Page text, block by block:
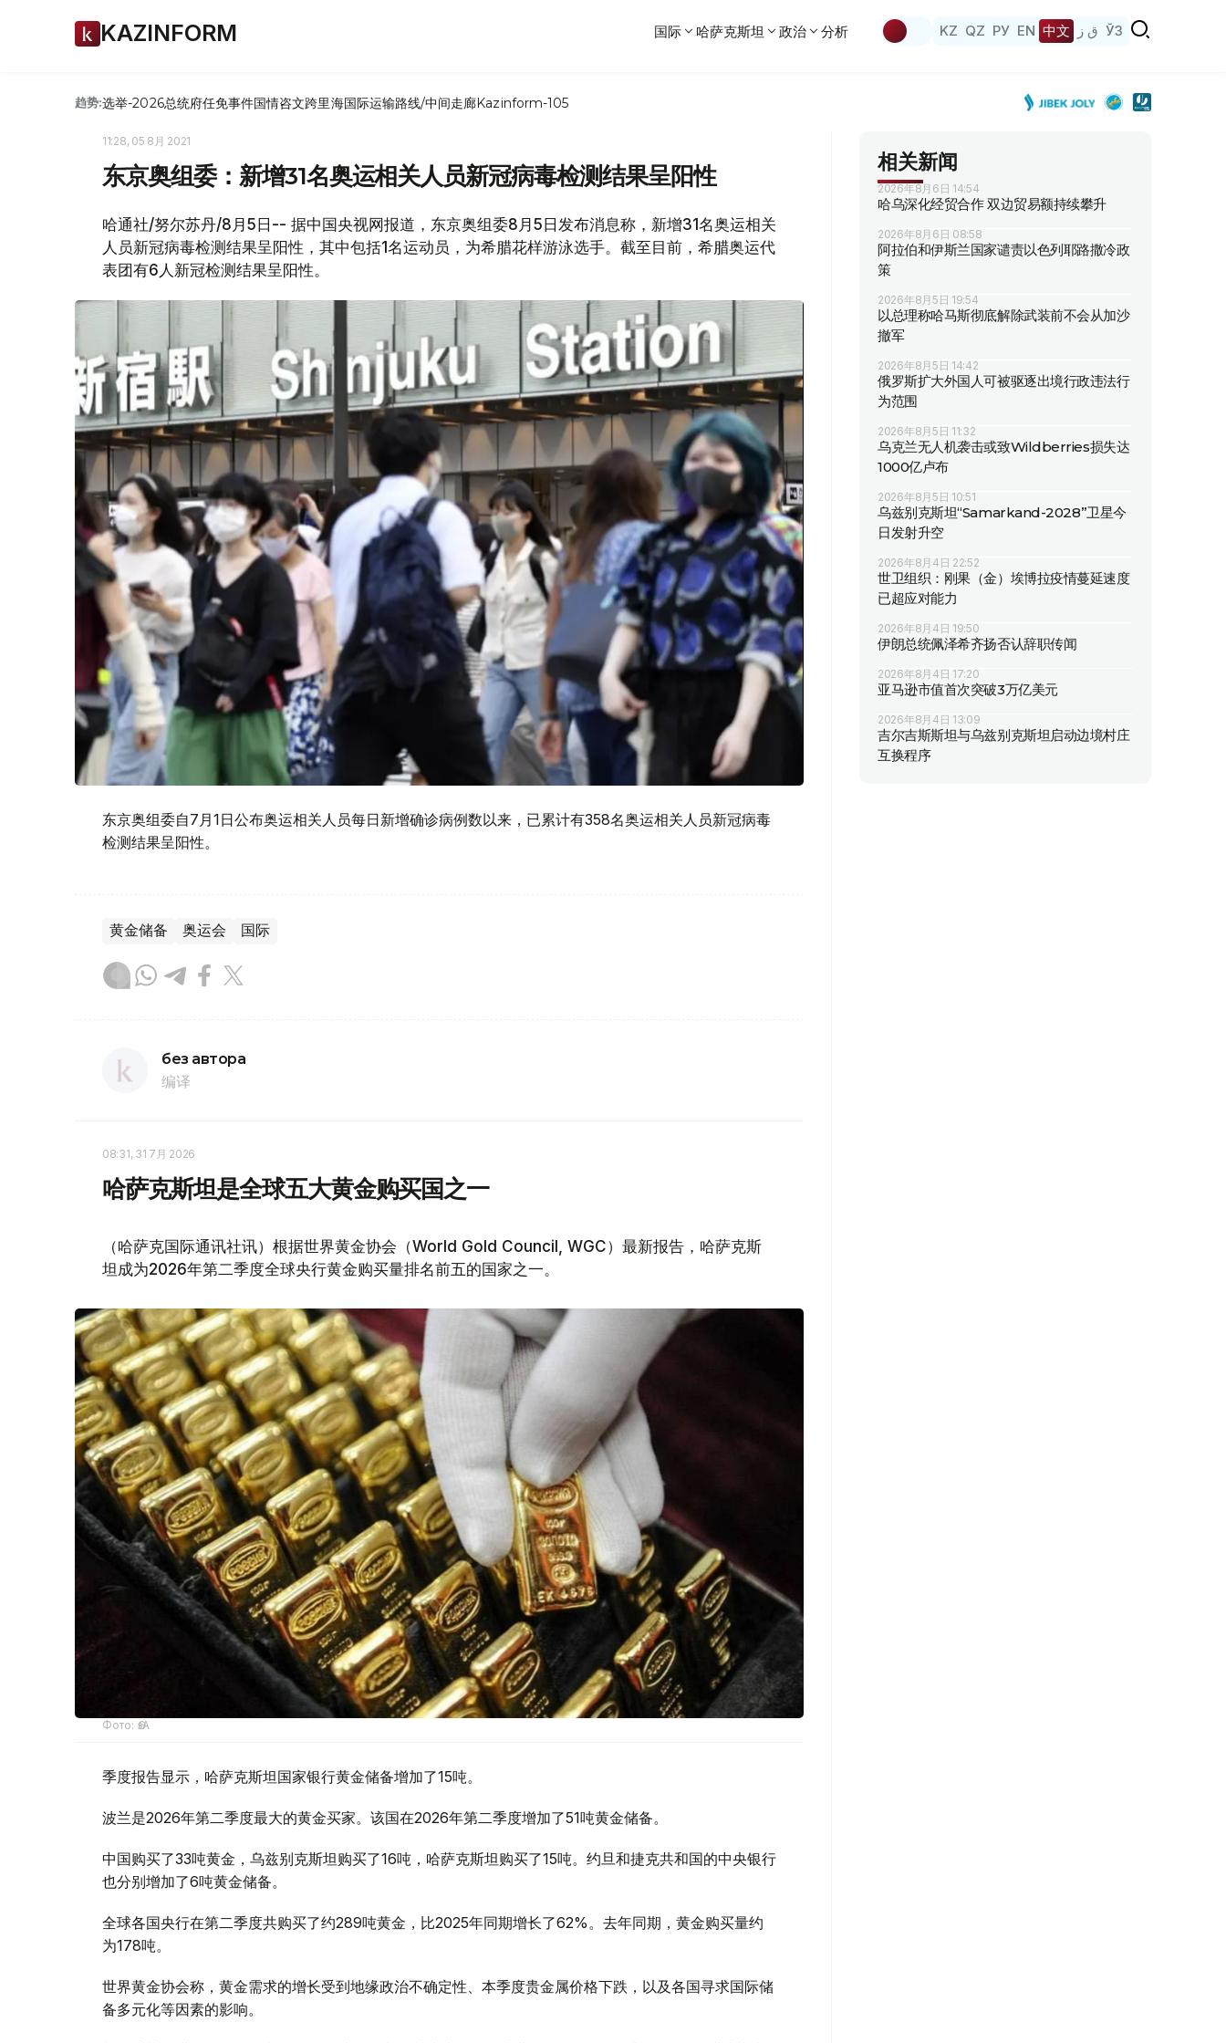
KAZINFORM 国际 哈萨克斯坦 政治 分析 KZ QZ РУ EN 中文 ق ز ЎЗ
趋势:选举-2026总统府任免事件国情咨文跨里海国际运输路线/中间走廊Kazinform-105
11:28, 05 8月 2021
东京奥组委：新增31名奥运相关人员新冠病毒检测结果呈阳性
哈通社/努尔苏丹/8月5日-- 据中国央视网报道，东京奥组委8月5日发布消息称，新增31名奥运相关
人员新冠病毒检测结果呈阳性，其中包括1名运动员，为希腊花样游泳选手。截至目前，希腊奥运代
表团有6人新冠检测结果呈阳性。
东京奥组委自7月1日公布奥运相关人员每日新增确诊病例数以来，已累计有358名奥运相关人员新冠病毒
检测结果呈阳性。
黄金储备 奥运会 国际
без автора
编译
08:31, 31 7月 2026
哈萨克斯坦是全球五大黄金购买国之一
（哈萨克国际通讯社讯）根据世界黄金协会（World Gold Council, WGC）最新报告，哈萨克斯
坦成为2026年第二季度全球央行黄金购买量排名前五的国家之一。
Фото: ӨзА
季度报告显示，哈萨克斯坦国家银行黄金储备增加了15吨。
波兰是2026年第二季度最大的黄金买家。该国在2026年第二季度增加了51吨黄金储备。
中国购买了33吨黄金，乌兹别克斯坦购买了16吨，哈萨克斯坦购买了15吨。约旦和捷克共和国的中央银行
也分别增加了6吨黄金储备。
全球各国央行在第二季度共购买了约289吨黄金，比2025年同期增长了62%。去年同期，黄金购买量约
为178吨。
世界黄金协会称，黄金需求的增长受到地缘政治不确定性、本季度贵金属价格下跌，以及各国寻求国际储
备多元化等因素的影响。
相关新闻
2026年8月6日 14:54
哈乌深化经贸合作 双边贸易额持续攀升
2026年8月6日 08:58
阿拉伯和伊斯兰国家谴责以色列耶路撒冷政
策
2026年8月5日 19:54
以总理称哈马斯彻底解除武装前不会从加沙
撤军
2026年8月5日 14:42
俄罗斯扩大外国人可被驱逐出境行政违法行
为范围
2026年8月5日 11:32
乌克兰无人机袭击或致Wildberries损失达
1000亿卢布
2026年8月5日 10:51
乌兹别克斯坦“Samarkand-2028”卫星今
日发射升空
2026年8月4日 22:52
世卫组织：刚果（金）埃博拉疫情蔓延速度
已超应对能力
2026年8月4日 19:50
伊朗总统佩泽希齐扬否认辞职传闻
2026年8月4日 17:20
亚马逊市值首次突破3万亿美元
2026年8月4日 13:09
吉尔吉斯斯坦与乌兹别克斯坦启动边境村庄
互换程序